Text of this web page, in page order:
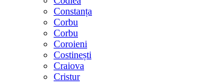
Constanța
Corbu
Corbu
Coroieni
Costinești
Craiova
Cristur